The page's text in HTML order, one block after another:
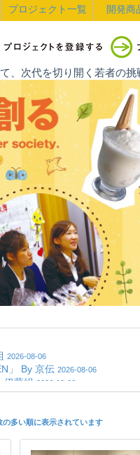
プロジェクト一覧 開発商
、次代を切り開く若者の
多い順に表示されています